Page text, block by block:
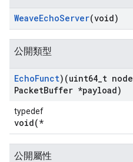
WeaveEchoServer(void)
公開類型
EchoFunct)(uint64 t node
PacketBuffer *payload)
typedef
void(*
公開屬性